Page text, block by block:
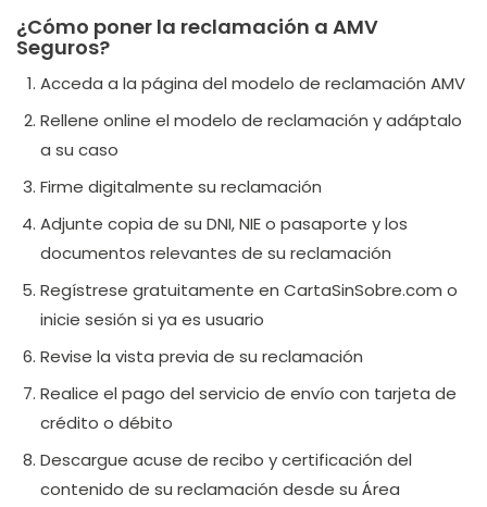
¿Cómo poner la reclamación a AMV
Seguros?
Acceda a la página del modelo de reclamación AMV
Rellene online el modelo de reclamación y adáptalo
a su caso
Firme digitalmente su reclamación
Adjunte copia de su DNI, NIE o pasaporte y los
documentos relevantes de su reclamación
Regístrese gratuitamente en CartaSinSobre.com o
inicie sesión si ya es usuario
Revise la vista previa de su reclamación
Realice el pago del servicio de envío con tarjeta de
crédito o débito
Descargue acuse de recibo y certificación del
contenido de su reclamación desde su Área